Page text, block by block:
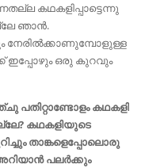
കഥകളിപ്പാട്ടെന്നു
ഞാൻ.
നേരിൽക്കാണുമ്പോളുള്ള
ഇപ്പോഴും ഒരു കുറവും
കഥകളി
കഥകളിയുടെ
താങ്കളെപ്പോലൊരു
പലർക്കും